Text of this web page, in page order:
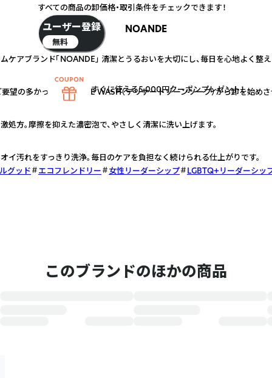
NOANDE
ケアブランド「NOANDE」 清潔とうるおいを大切にし、毎日を心地よく整
望の多かったINTIMATE WASH（デリケートゾーンソープ）から卸を始め
処方。摩擦を抑えた濃密泡で、やさしく清潔に洗い上げます。
イ汚れをすっきり洗浄。毎日のケアを負担なく続けられる仕上がりです。
グッド
エコフレンドリー 女性リーダーシップ LGBTQ+リーダーシッ
このブランドのほかの商品
すべての商品の卸価格・取引条件をチェックできます！
ユーザー登録
無料
すぐに使える5,000円クーポンプレゼント！